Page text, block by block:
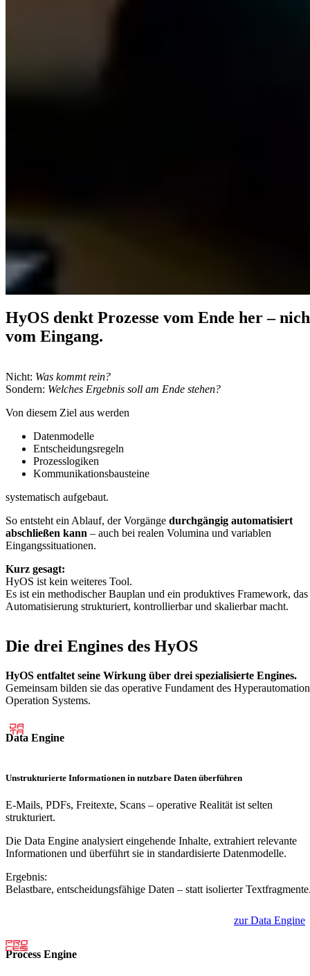
HyOS denkt Prozesse vom Ende her –
vom Eingang.
Nicht: Was kommt rein?
Sondern: Welches Ergebnis soll am Ende stehen?
Von diesem Ziel aus werden
Datenmodelle
Entscheidungsregeln
Prozesslogiken
Kommunikationsbausteine
systematisch aufgebaut.
So entsteht ein Ablauf, der Vorgänge durchgängig automatisiert
abschließen kann – auch bei realen Volumina und variablen
Eingangssituationen.
Kurz gesagt:
HyOS ist kein weiteres Tool.
Es ist ein methodischer Bauplan und ein produktives Framework, das
Automatisierung strukturiert, kontrollierbar und skalierbar macht.
Die drei Engines des HyOS
HyOS entfaltet seine Wirkung über drei spezialisierte Engines.
Gemeinsam bilden sie das operative Fundament des Hyperautomation
Operation Systems.
Data Engine
Unstrukturierte Informationen in nutzbare Daten überführen
E-Mails, PDFs, Freitexte, Scans – operative Realität ist selten
strukturiert.
Die Data Engine analysiert eingehende Inhalte, extrahiert relevante
Informationen und überführt sie in standardisierte Datenmodelle.
Ergebnis:
Belastbare, entscheidungsfähige Daten – statt isolierter
zur Data Engine
Process Engine